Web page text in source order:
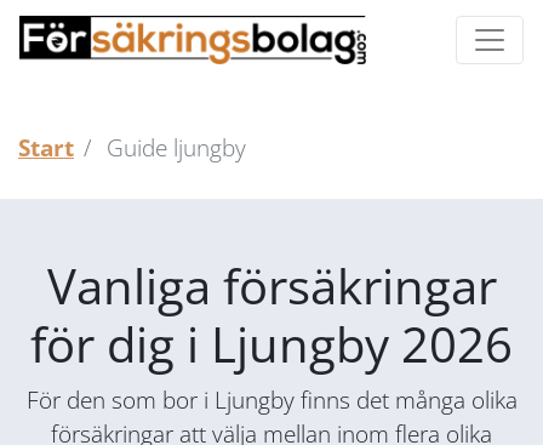
Start Guide ljungby
Vanliga försäkringar
för dig i Ljungby 2026
För den som bor i Ljungby finns det många olika
försäkringar att välja mellan inom flera olika